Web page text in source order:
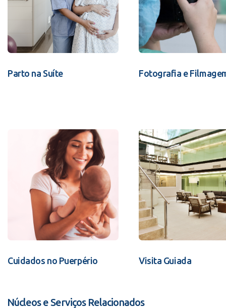
Parto na Suíte Fotografia e
Cuidados no Puerpério Visita Guiada
Núcleos e Serviços Relacionados